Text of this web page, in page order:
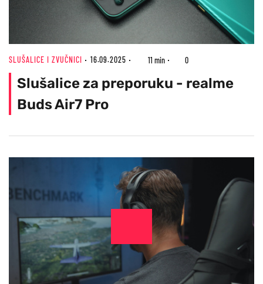
SLUŠALICE I ZVUČNICI 16.09.2025 11 min 0
Slušalice za preporuku - realme
Buds Air7 Pro